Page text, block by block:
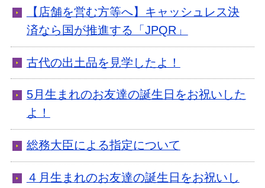
【店舗を営む方等へ】キャッシュレス決
済なら国が推進する「JPQR」
古代の出土品を見学したよ！
5月生まれのお友達の誕生日をお祝いした
よ！
総務大臣による指定について
４月生まれのお友達の誕生日をお祝いし